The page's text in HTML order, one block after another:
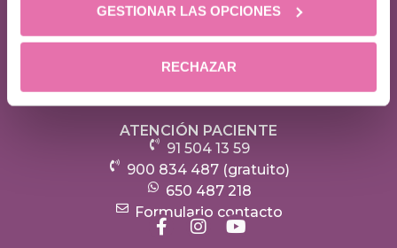
GESTIONAR LAS OPCIONES
RECHAZAR
DÓNDE ESTAMOS
28009, Madrid
¿Cómo llegar?
ATENCIÓN PACIENTE
91 504 13 59
900 834 487 (gratuito)
650 487 218
Formulario contacto